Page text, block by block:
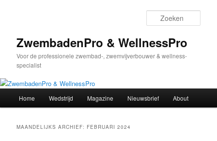
inhoud
inhoudZwembadenPro & WellnessPro
Voor de professionele zwembad-, zwemvijverbouwer & wellness-
specialist
Home Wedstrijd Magazine Nieuwsbrief About
MAANDELIJKS ARCHIEF: FEBRUARI 2024